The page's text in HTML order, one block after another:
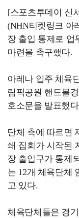
[스포츠투데이 신
(NHN티켓링크 아
장 출입 통제로 업
마련을 촉구했다.
아레나 입주 체육
림픽공원 핸드볼
호소문을 발표했
단체 측에 따르면
쇄 집회가 시작된
장 출입구가 통제
는 12개 체육단체
고 있다.
체육단체들은 경